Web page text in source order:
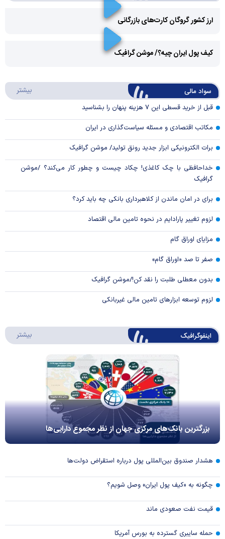
ارز کشور گروگان کارت‌های بازرگانی
Video
کیف پول ایران چیه؟/ موشن گرافیک
سواد مالی بیشتر
قبل از خرید قسطی این ۷ هزینه پنهان را بشناسید
مکاتب اقتصادی و مسئله سیاست‌گذاری در ایران
برات الکترونیکی ابزار جدید رونق تولید/ موشن گرافیک
خداحافظی با چک کاغذی! چکاد چیست و چطور کار می‌کند؟ /موشن
گرافیک
برای در امان ماندن از کلاهبرداری بانکی چه باید کرد؟
لزوم تغییر پارادایم در نحوه تامین مالی اقتصاد
مزایای اوراق گام
صفر تا صد «اوراق گام»
بدون معطلی طلبت را نقد کن!/موشن گرافیک
لزوم توسعه ابزارهای تامین مالی غیربانکی
اینفوگرافیک بیشتر
بزرگترین بانک‌های مرکزی جهان از نظر مجموع دارایی‌ها
هشدار صندوق بین‌المللی پول درباره استقراض دولت‌ها
چگونه به «کیف پول ایران» وصل شویم؟
قیمت نفت صعودی ماند
حمله سایبری گسترده به بورس آمریکا